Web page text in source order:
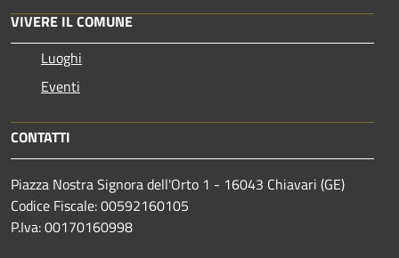
VIVERE IL COMUNE
Luoghi
Eventi
CONTATTI
Piazza Nostra Signora dell'Orto 1 - 16043 Chiavari (GE)
Codice Fiscale: 00592160105
P.Iva: 00170160998